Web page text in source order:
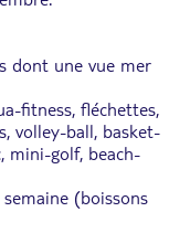
dont une vue mer
fitness, fléchettes,
volley-ball, basket-
mini-golf, beach-
(boissons